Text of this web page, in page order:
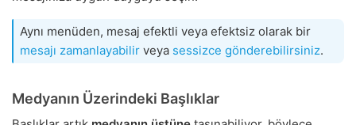
Aynı menüden, mesaj efektli veya efektsiz olarak bir
mesajı zamanlayabilir veya sessizce gönderebilirsiniz.
Medyanın Üzerindeki Başlıklar